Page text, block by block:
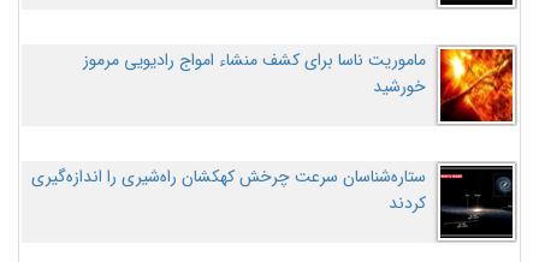
ماموریت ناسا برای کشف منشاء امواج رادیویی مرموز
خورشید
ستاره‌شناسان سرعت چرخش کهکشان راه‌شیری را اندازه‌گیری
کردند